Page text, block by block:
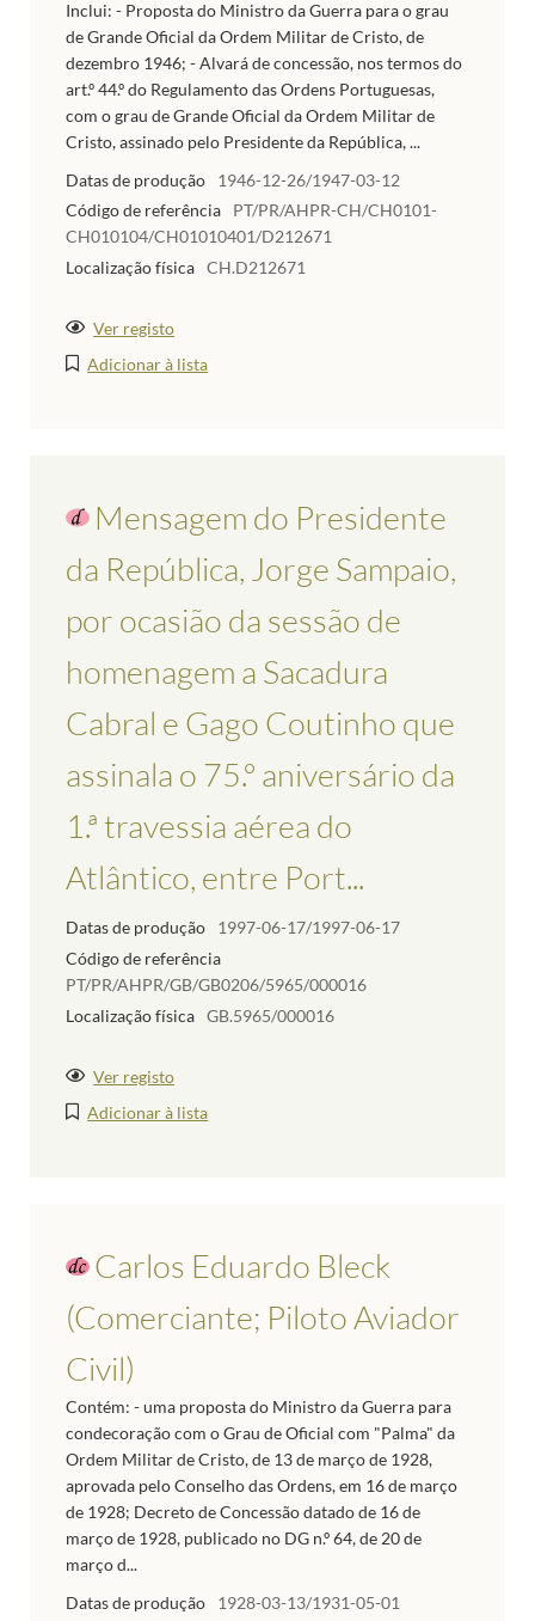
Inclui: - Proposta do Ministro da Guerra para o grau
de Grande Oficial da Ordem Militar de Cristo, de
dezembro 1946; - Alvará de concessão, nos termos do
art.º 44.º do Regulamento das Ordens Portuguesas,
com o grau de Grande Oficial da Ordem Militar de
Cristo, assinado pelo Presidente da República, ...
Datas de produção
1946-12-26/1947-03-12
Código de referência
PT/PR/AHPR-CH/CH0101-
CH010104/CH01010401/D212671
Localização física CH.D212671
Ver registo
Adicionar à lista
Mensagem do Presidente
da República, Jorge Sampaio,
por ocasião da sessão de
homenagem a Sacadura
Cabral e Gago Coutinho que
assinala o 75.º aniversário da
1.ª travessia aérea do
Atlântico, entre Port...
Datas de produção
1997-06-17/1997-06-17
Código de referência
PT/PR/AHPR/GB/GB0206/5965/000016
Localização física GB.5965/000016
Ver registo
Adicionar à lista
Carlos Eduardo Bleck
(Comerciante; Piloto Aviador
Civil)
Contém: - uma proposta do Ministro da Guerra para
condecoração com o Grau de Oficial com "Palma" da
Ordem Militar de Cristo, de 13 de março de 1928,
aprovada pelo Conselho das Ordens, em 16 de março
de 1928; Decreto de Concessão datado de 16 de
março de 1928, publicado no DG n.º 64, de 20 de
março d...
Datas de produção
1928-03-13/1931-05-01